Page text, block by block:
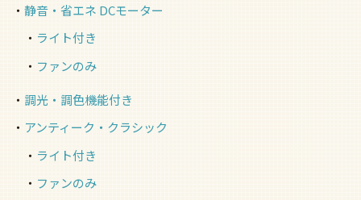
静音・省エネ DCモーター
ライト付き
ファンのみ
調光・調色機能付き
アンティーク・クラシック
ライト付き
ファンのみ